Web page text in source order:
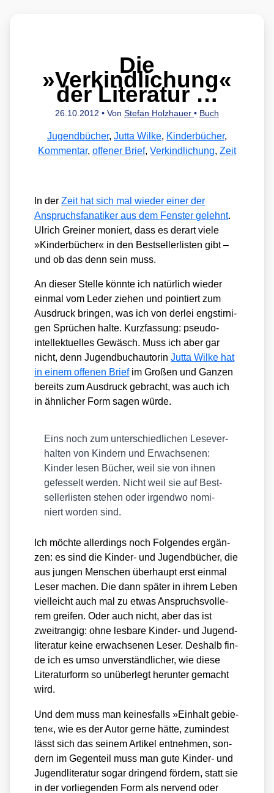
Die
»Verkindlichung«
der Literatur …
26.10.2012 • Von Stefan Holzhauer • Buch
Jugendbücher, Jutta Wilke, Kinderbücher,
Kommentar, offener Brief, Verkindlichung, Zeit
In derZeit hat sich mal wie­der einer der
Anspruchs­fa­na­ti­ker aus dem Fens­ter gelehnt.
Ulrich Grei­ner moniert, dass es der­art vie­le
»Kin­der­bü­cher« in den Best­sel­ler­lis­ten gibt –
und ob das denn sein muss.
An die­ser Stel­le könn­te ich natür­lich wie­der
ein­mal vom Leder zie­hen und poin­tiert zum
Aus­druck brin­gen, was ich von der­lei eng­stir­ni­
gen Sprü­chen hal­te. Kurz­fas­sung: pseu­do-
intel­lek­tu­el­les Gewäsch. Muss ich aber gar
nicht, denn Jugend­buch­au­to­rinJut­ta Wil­ke hat
in einem offe­nen Briefim Gro­ßen und Gan­zen
bereits zum Aus­druck gebracht, was auch ich
in ähn­li­cher Form sagen wür­de.
Eins noch zum unter­schied­li­chen Lese­ver­
hal­ten von Kin­dern und Erwach­se­nen:
Kin­der lesen Bücher, weil sie von ihnen
gefes­selt wer­den. Nicht weil sie auf Best­
sel­ler­lis­ten ste­hen oder irgend­wo nomi­
niert wor­den sind.
Ich möch­te aller­dings noch Fol­gen­des ergän­
zen: es sind die Kin­der- und Jugend­bü­cher, die
aus jun­gen Men­schen über­haupt erst ein­mal
Leser machen. Die dann spä­ter in ihrem Leben
viel­leicht auch mal zu etwas Anspruchs­vol­le­
rem grei­fen. Oder auch nicht, aber das ist
zweit­ran­gig: ohne les­ba­re Kin­der- und Jugend­
li­te­ra­tur kei­ne erwach­se­nen Leser. Des­halb fin­
de ich es umso unver­ständ­li­cher, wie die­se
Lite­ra­tur­form so unüber­legt her­un­ter gemacht
wird.
Und dem muss man kei­nes­falls »Ein­halt gebie­
ten«, wie es der Autor ger­ne hät­te, zumin­dest
lässt sich das sei­nem Arti­kel ent­neh­men, son­
dern im Gegen­teil muss man gute Kin­der- und
Jugend­li­te­ra­tur sogar drin­gend för­dern, statt sie
in der vor­lie­gen­den Form als ner­vend oder